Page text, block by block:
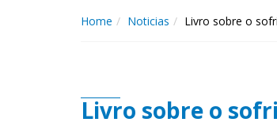
Home Noticias Livro sobre o
Livro sobre o